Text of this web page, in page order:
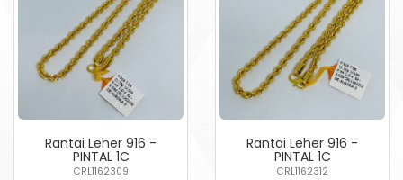
Rantai Leher 916 -
PINTAL 1C
CRL1162309
Rantai Leher 916 -
PINTAL 1C
CRL1162312